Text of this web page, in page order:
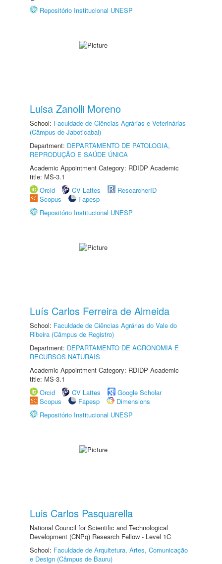
Repositório Institucional UNESP
Luisa Zanolli Moreno
School: Faculdade de Ciências Agrárias e Veterinárias
(Câmpus de Jaboticabal)
Department: DEPARTAMENTO DE PATOLOGIA,
REPRODUÇÃO E SAÚDE ÚNICA
Academic Appointment Category: RDIDP Academic
title: MS-3.1
Orcid
CV Lattes
ResearcherID
Scopus
Fapesp
Repositório Institucional UNESP
Luís Carlos Ferreira de Almeida
School: Faculdade de Ciências Agrárias do Vale do
Ribeira (Câmpus de Registro)
Department: DEPARTAMENTO DE AGRONOMIA E
RECURSOS NATURAIS
Academic Appointment Category: RDIDP Academic
title: MS-3.1
Orcid
CV Lattes
Google Scholar
Scopus
Fapesp
Dimensions
Repositório Institucional UNESP
Luis Carlos Pasquarella
National Council for Scientific and Technological
Development (CNPq) Research Fellow - Level 1C
School: Faculdade de Arquitetura, Artes, Comunicação
e Design (Câmpus de Bauru)